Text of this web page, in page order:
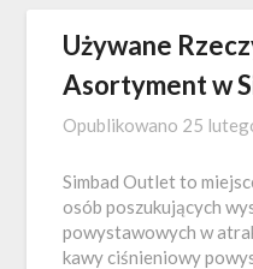
Używane
Asortyment w
Opublikowano 25
Simbad Outlet to
osób poszukujących
powystawowych w
kawy ciśnieniowy